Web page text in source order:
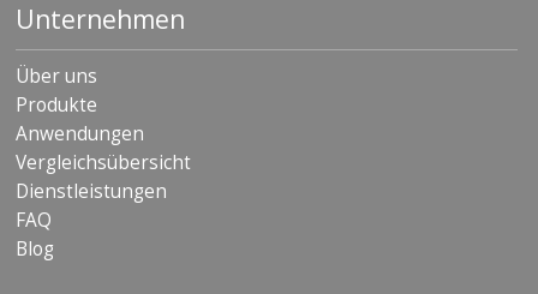
Unternehmen
Über uns
Produkte
Anwendungen
Vergleichsübersicht
Dienstleistungen
FAQ
Blog